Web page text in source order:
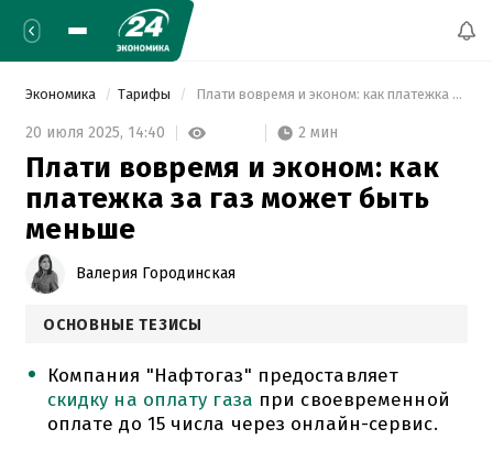
Экономика Тарифы Плати вовремя и эконом: как платежка за газ может быть меньше
20 июля 2025, 14:40 2 мин
Плати вовремя и эконом: как
платежка за газ может быть
меньше
Валерия Городинская
ОСНОВНЫЕ ТЕЗИСЫ
Компания "Нафтогаз" предоставляет
скидку на оплату газа при своевременной
оплате до 15 числа через онлайн-сервис.